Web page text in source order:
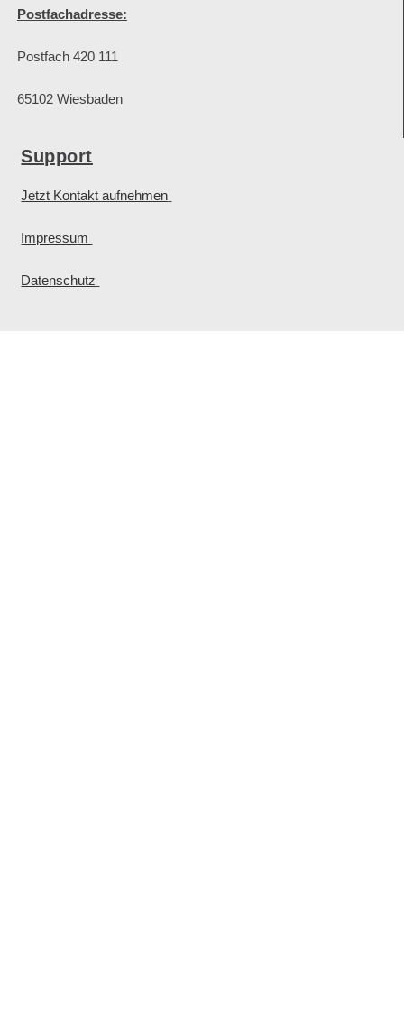
Postfachadresse:
Postfach 420 111
65102 Wiesbaden
Support
Jetzt Kontakt aufnehmen
Impressum
Datenschutz